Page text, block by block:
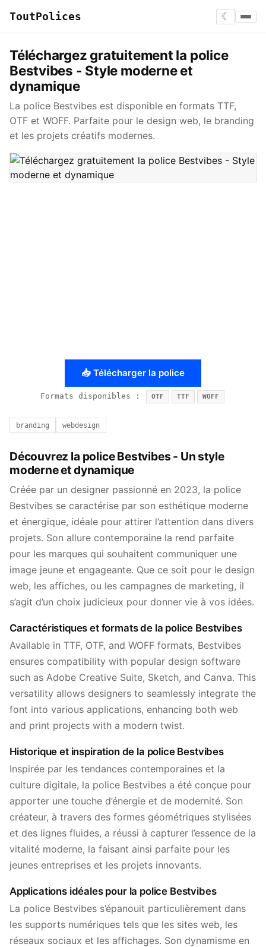
ToutPolices ☾
Téléchargez gratuitement la police
Bestvibes - Style moderne et
dynamique
La police Bestvibes est disponible en formats TTF,
OTF et WOFF. Parfaite pour le design web, le branding
et les projets créatifs modernes.
📥 Télécharger la police
Formats disponibles : OTF TTF WOFF
branding webdesign
Découvrez la police Bestvibes - Un style
moderne et dynamique
Créée par un designer passionné en 2023, la police
Bestvibes se caractérise par son esthétique moderne
et énergique, idéale pour attirer l’attention dans divers
projets. Son allure contemporaine la rend parfaite
pour les marques qui souhaitent communiquer une
image jeune et engageante. Que ce soit pour le design
web, les affiches, ou les campagnes de marketing, il
s’agit d’un choix judicieux pour donner vie à vos idées.
Caractéristiques et formats de la police Bestvibes
Available in TTF, OTF, and WOFF formats, Bestvibes
ensures compatibility with popular design software
such as Adobe Creative Suite, Sketch, and Canva. This
versatility allows designers to seamlessly integrate the
font into various applications, enhancing both web
and print projects with a modern twist.
Historique et inspiration de la police Bestvibes
Inspirée par les tendances contemporaines et la
culture digitale, la police Bestvibes a été conçue pour
apporter une touche d’énergie et de modernité. Son
créateur, à travers des formes géométriques stylisées
et des lignes fluides, a réussi à capturer l’essence de la
vitalité moderne, la faisant ainsi parfaite pour les
jeunes entreprises et les projets innovants.
Applications idéales pour la police Bestvibes
La police Bestvibes s’épanouit particulièrement dans
les supports numériques tels que les sites web, les
réseaux sociaux et les affichages. Son dynamisme en